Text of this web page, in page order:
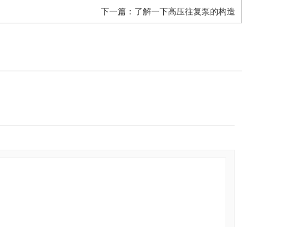
下一篇： 了解一下高压往复泵的构造